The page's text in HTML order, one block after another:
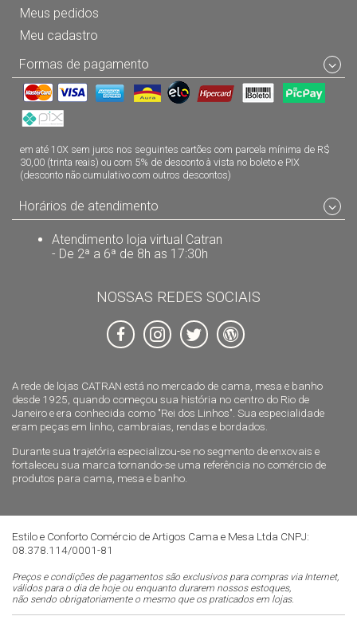
A rede de lojas CATRAN está no mercado de cama, mesa e banho
desde 1925, quando começou sua história no centro do Rio de
Janeiro e era conhecida como "Rei dos Linhos". Sua especialidade
eram peças em linho, cambraias, rendas e bordados.
Durante sua trajetória especializou-se no segmento de enxovais e
fortaleceu sua marca tornando-se uma referência no comércio de
produtos para cama, mesa e banho.
Meus pedidos
Meu cadastro
Formas de pagamento
em até 10X sem juros nos seguintes cartões com parcela mínima de R$
30,00 (trinta reais) ou com 5% de desconto à vista no boleto e PIX
(desconto não cumulativo com outros descontos)
Horários de atendimento
Atendimento loja virtual Catran
- De 2ª a 6ª de 8h as 17:30h
NOSSAS REDES SOCIAIS
Estilo e Conforto Comércio de Artigos Cama e Mesa Ltda CNPJ:
08.378.114/0001-81
Preços e condições de pagamentos são exclusivos para compras via Internet,
válidos para o dia de hoje ou enquanto durarem nossos estoques,
não sendo obrigatoriamente o mesmo que os praticados em lojas.